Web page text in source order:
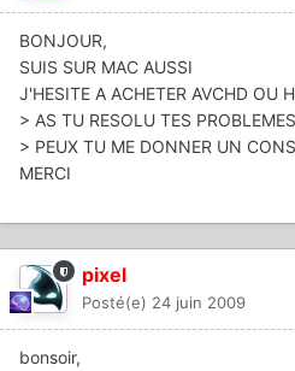
BONJOUR,
SUIS SUR MAC AUSSI
J'HESITE A ACHETER AVCHD OU
> AS TU RESOLU TES
> PEUX TU ME DONNER UN
MERCI
pixel
Posté(e) 24 juin 2009
bonsoir,